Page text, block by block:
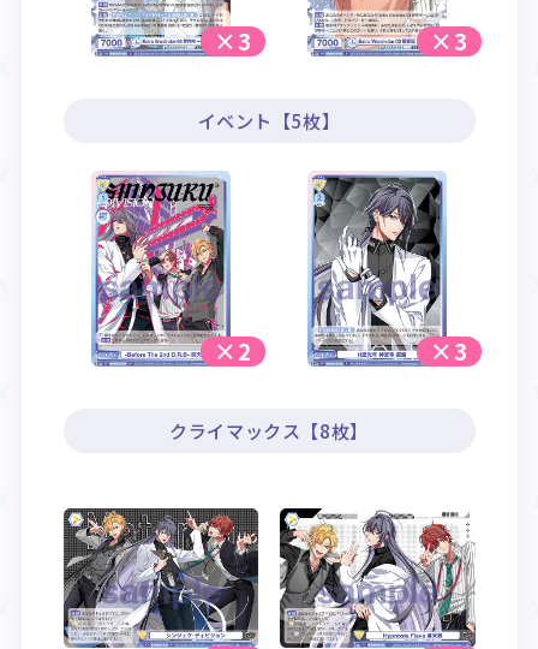
×3 ×3
イベント【5枚】
×2 ×3
クライマックス【8枚】